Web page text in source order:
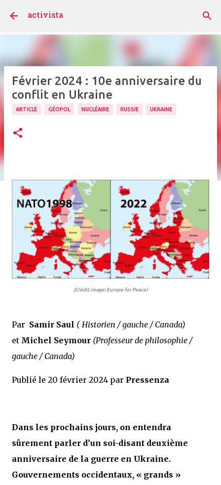
Accéder au contenu principal
activista
Février 2024 : 10e anniversaire du
conflit en Ukraine
ARTICLE GÉOPOL NUCLÉAIRE RUSSIE UKRAINE
(Crédit image: Europe for Peace)
Par Samir Saul ( Historien / gauche / Canada)
et Michel Seymour (Professeur de philosophie /
gauche / Canada)
Publié le 20 février 2024 par Pressenza
Dans les prochains jours, on entendra
sûrement parler d’un soi-disant deuxième
anniversaire de la guerre en Ukraine.
Gouvernements occidentaux, « grands »